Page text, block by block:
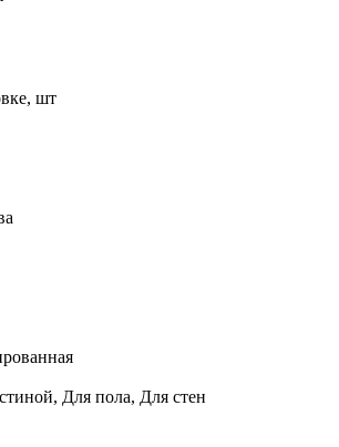
шт
Для пола, Для стен